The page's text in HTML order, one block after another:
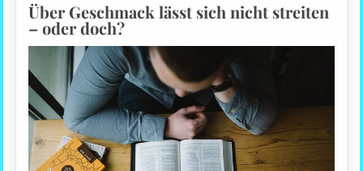
Über Geschmack lässt sich nicht streiten
– oder doch?